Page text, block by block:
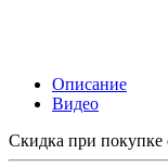
Описание
Видео
Скидка при покупке